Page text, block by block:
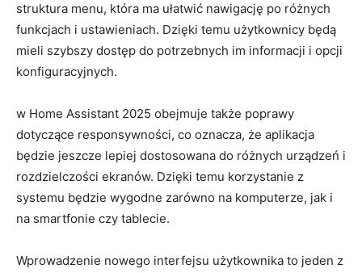
struktura menu, która ma ułatwić⁤ nawigację⁣ po‍ różnych
funkcjach i ustawieniach. Dzięki temu użytkownicy będą
mieli szybszy dostęp ⁤do potrzebnych im informacji i opcji
konfiguracyjnych.
w ⁣Home ‍Assistant 2025​ obejmuje także poprawy
dotyczące responsywności, co oznacza, że aplikacja
będzie ⁣jeszcze lepiej dostosowana do różnych urządzeń i
rozdzielczości ekranów. Dzięki‍ temu korzystanie⁤ z
systemu będzie wygodne zarówno na komputerze, ‍jak ⁢i ​
na smartfonie czy tablecie.
Wprowadzenie ‌nowego interfejsu użytkownika to⁤ jeden z